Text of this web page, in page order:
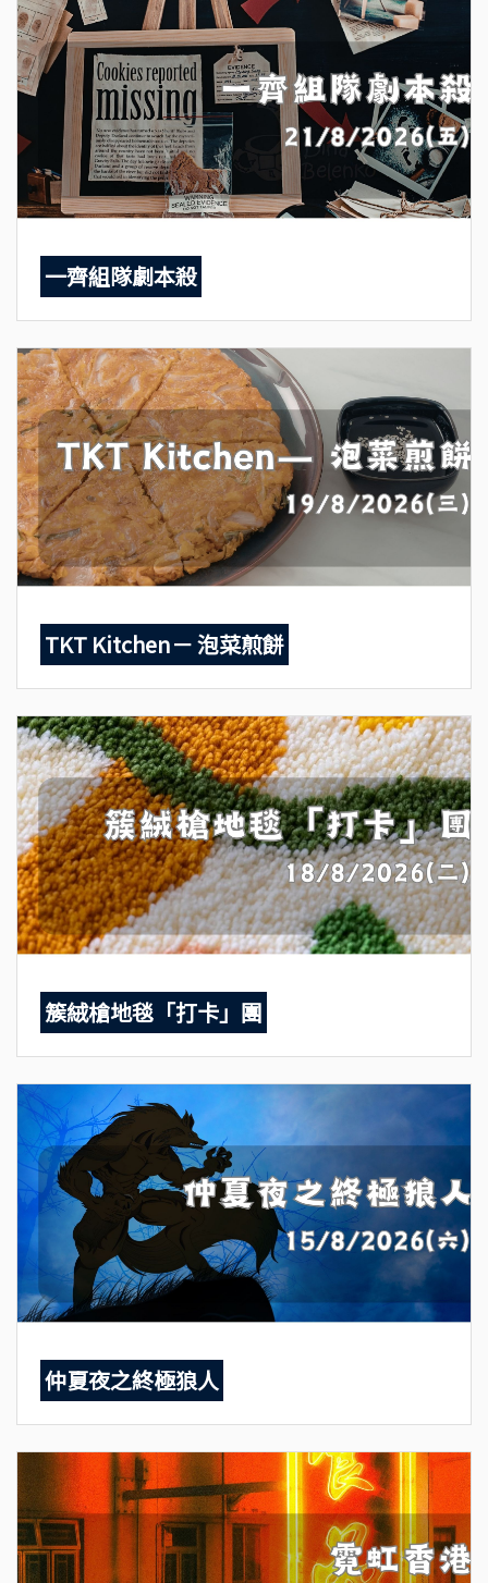
一齊組隊劇本殺
TKT Kitchen－ 泡菜煎餅
簇絨槍地毯「打卡」團
仲夏夜之終極狼人